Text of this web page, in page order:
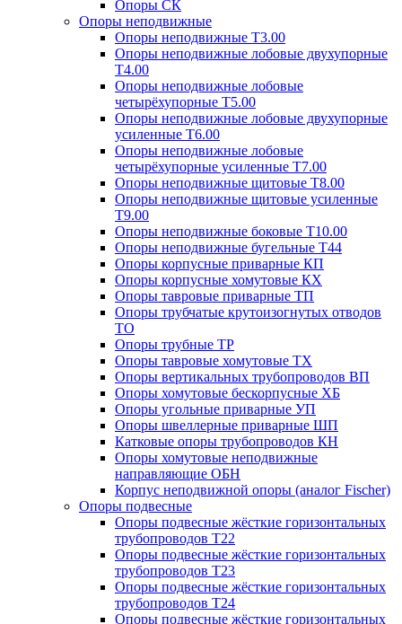
Опоры СК
Опоры неподвижные
Опоры неподвижные Т3.00
Опоры неподвижные лобовые двухупорные
Т4.00
Опоры неподвижные лобовые
четырёхупорные Т5.00
Опоры неподвижные лобовые двухупорные
усиленные Т6.00
Опоры неподвижные лобовые
четырёхупорные усиленные Т7.00
Опоры неподвижные щитовые Т8.00
Опоры неподвижные щитовые усиленные
Т9.00
Опоры неподвижные боковые Т10.00
Опоры неподвижные бугельные Т44
Опоры корпусные приварные КП
Опоры корпусные хомутовые КХ
Опоры тавровые приварные ТП
Опоры трубчатые крутоизогнутых отводов
ТО
Опоры трубные ТР
Опоры тавровые хомутовые ТХ
Опоры вертикальных трубопроводов ВП
Опоры хомутовые бескорпусные ХБ
Опоры угольные приварные УП
Опоры швеллерные приварные ШП
Катковые опоры трубопроводов КН
Опоры хомутовые неподвижные
направляющие ОБН
Корпус неподвижной опоры (аналог Fischer)
Опоры подвесные
Опоры подвесные жёсткие горизонтальных
трубопроводов Т22
Опоры подвесные жёсткие горизонтальных
трубопроводов Т23
Опоры подвесные жёсткие горизонтальных
трубопроводов Т24
Опоры подвесные жёсткие горизонтальных